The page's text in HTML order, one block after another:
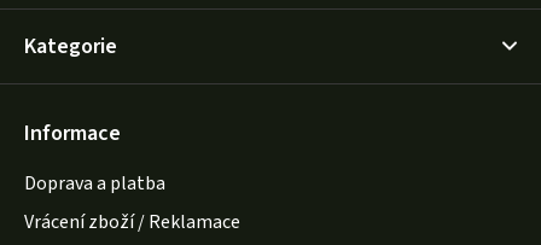
Kategorie
Informace
Doprava a platba
Vrácení zboží / Reklamace